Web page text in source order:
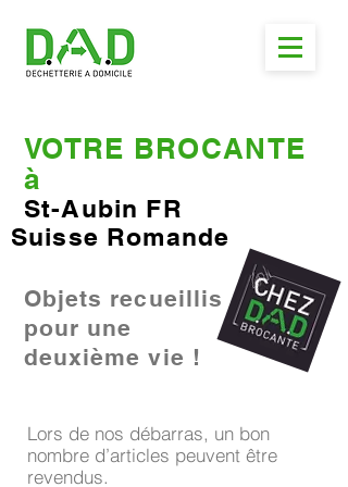
VOTRE BROCANTE
à
St-Aubin FR
Suisse Romande
Objets recueillis
pour une
deuxième vie !
Lors de nos débarras, un bon
nombre d’articles peuvent être
revendus.